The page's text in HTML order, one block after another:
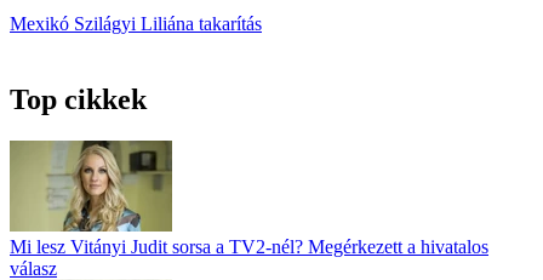
Mexikó Szilágyi Liliána takarítás
Top cikkek
Mi lesz Vitányi Judit sorsa a TV2-nél? Megérkezett a hivatalos
válasz